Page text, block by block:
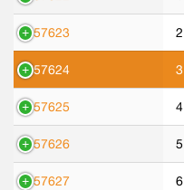
557623 2
557624 3
557625 4
557626 5
557627 6